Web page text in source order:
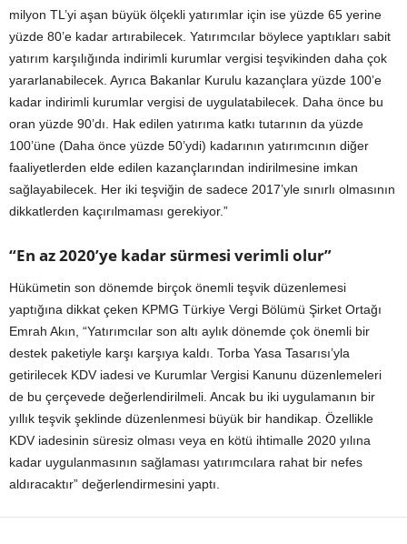
milyon TL’yi aşan büyük ölçekli yatırımlar için ise yüzde 65 yerine
yüzde 80’e kadar artırabilecek. Yatırımcılar böylece yaptıkları sabit
yatırım karşılığında indirimli kurumlar vergisi teşvikinden daha çok
yararlanabilecek. Ayrıca Bakanlar Kurulu kazançlara yüzde 100’e
kadar indirimli kurumlar vergisi de uygulatabilecek. Daha önce bu
oran yüzde 90’dı. Hak edilen yatırıma katkı tutarının da yüzde
100’üne (Daha önce yüzde 50’ydi) kadarının yatırımcının diğer
faaliyetlerden elde edilen kazançlarından indirilmesine imkan
sağlayabilecek. Her iki teşviğin de sadece 2017’yle sınırlı olmasının
dikkatlerden kaçırılmaması gerekiyor.”
“En az 2020’ye kadar sürmesi verimli olur”
Hükümetin son dönemde birçok önemli teşvik düzenlemesi
yaptığına dikkat çeken KPMG Türkiye Vergi Bölümü Şirket Ortağı
Emrah Akın, “Yatırımcılar son altı aylık dönemde çok önemli bir
destek paketiyle karşı karşıya kaldı. Torba Yasa Tasarısı’yla
getirilecek KDV iadesi ve Kurumlar Vergisi Kanunu düzenlemeleri
de bu çerçevede değerlendirilmeli. Ancak bu iki uygulamanın bir
yıllık teşvik şeklinde düzenlenmesi büyük bir handikap. Özellikle
KDV iadesinin süresiz olması veya en kötü ihtimalle 2020 yılına
kadar uygulanmasının sağlaması yatırımcılara rahat bir nefes
aldıracaktır” değerlendirmesini yaptı.